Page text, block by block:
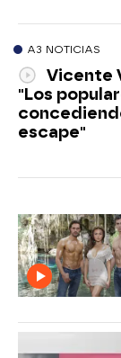
A3 NOTICIAS
Vicente
"Los
escape"